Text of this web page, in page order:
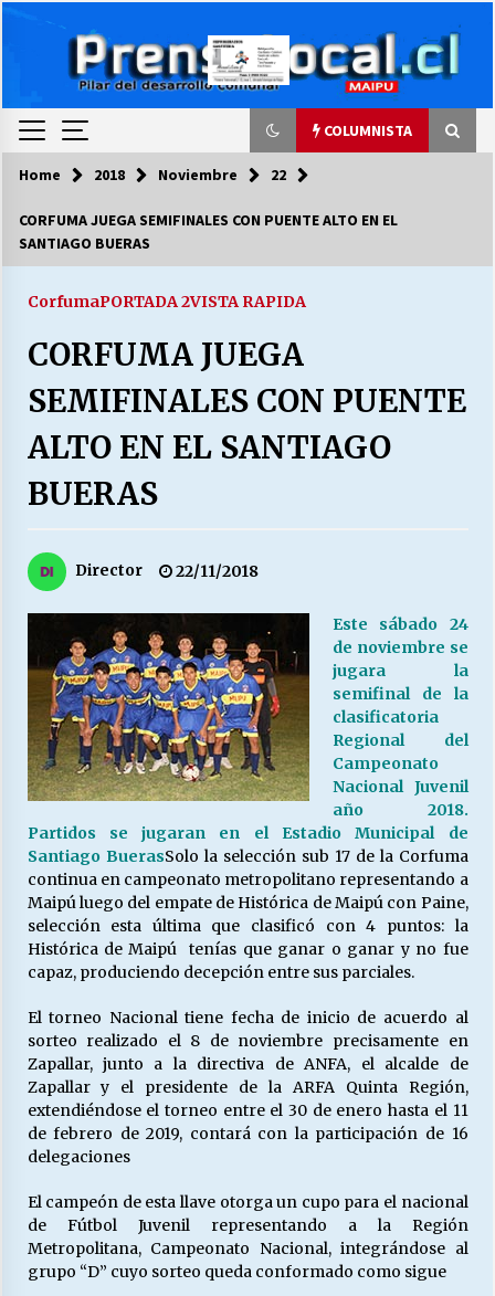
COLUMNISTA
COLUMNISTA
03/08/2026
LA DC POR SIEMPRE.RECORDANDO 69 AÑOS DE
HISTORIA
28/07/2026
“ORGULLOSOS DE SER DC” SALUDA EL
LABORAL:
Escuela hospitalaria El Carmen de Maipu.
25/06/2026
¿Qué habrían dicho?
23/06/2026
VOLVER A SER ALTERNATIVA
16/06/2026
MUNICIPALIDADES, HONORARIOS, DESPIDOS
28/05/2026
Releyendo la Rerum Novarum a 135 años. “La
cuestión social hoy”.
16/05/2026
30/04/2026
¿Asesores con doble sueldo?
18/04/2026
Home 2018 Noviembre 22
CORFUMA JUEGA SEMIFINALES CON PUENTE ALTO EN EL
SANTIAGO BUERAS
CorfumaPORTADA 2VISTA RAPIDA
CORFUMA JUEGA
SEMIFINALES CON PUENTE
ALTO EN EL SANTIAGO
BUERAS
Director 22/11/2018
Este sábado 24
de noviembre se
jugara la
semifinal de la
clasificatoria
Regional del
Campeonato
Nacional Juvenil
año 2018.
Partidos se jugaran en el Estadio Municipal de
Santiago BuerasSolo la selección sub 17 de la Corfuma
continua en campeonato metropolitano representando a
Maipú luego del empate de Histórica de Maipú con Paine,
selección esta última que clasificó con 4 puntos: la
Histórica de Maipú tenías que ganar o ganar y no fue
capaz, produciendo decepción entre sus parciales.
El torneo Nacional tiene fecha de inicio de acuerdo al
sorteo realizado el 8 de noviembre precisamente en
Zapallar, junto a la directiva de ANFA, el alcalde de
Zapallar y el presidente de la ARFA Quinta Región,
extendiéndose el torneo entre el 30 de enero hasta el 11
de febrero de 2019, contará con la participación de 16
delegaciones
El campeón de esta llave otorga un cupo para el nacional
de Fútbol Juvenil representando a la Región
Metropolitana, Campeonato Nacional, integrándose al
grupo “D” cuyo sorteo queda conformado como sigue